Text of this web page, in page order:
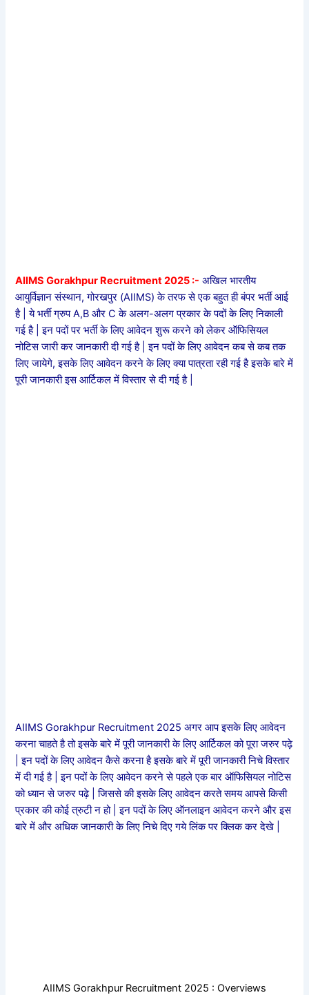
AIIMS Gorakhpur Recruitment 2025 :- अखिल भारतीय
आयुर्विज्ञान संस्थान, गोरखपुर (AIIMS) के तरफ से एक बहुत ही बंपर भर्ती आई
है | ये भर्ती ग्रुप A,B और C के अलग-अलग प्रकार के पदों के लिए निकाली
गई है | इन पदों पर भर्ती के लिए आवेदन शुरू करने को लेकर ऑफिसियल
नोटिस जारी कर जानकारी दी गई है | इन पदों के लिए आवेदन कब से कब तक
लिए जायेगे, इसके लिए आवेदन करने के लिए क्या पात्रता रही गई है इसके बारे में
पूरी जानकारी इस आर्टिकल में विस्तार से दी गई है |
AIIMS Gorakhpur Recruitment 2025 अगर आप इसके लिए आवेदन
करना चाहते है तो इसके बारे में पूरी जानकारी के लिए आर्टिकल को पूरा जरुर पढ़े
| इन पदों के लिए आवेदन कैसे करना है इसके बारे में पूरी जानकारी निचे विस्तार
में दी गई है | इन पदों के लिए आवेदन करने से पहले एक बार ऑफिसियल नोटिस
को ध्यान से जरुर पढ़े | जिससे की इसके लिए आवेदन करते समय आपसे किसी
प्रकार की कोई त्रुटी न हो | इन पदों केलिए ऑनलाइन आवेदन करने और इस
बारे में और अधिक जानकारी के लिए निचे दिए गये लिंक पर क्लिक कर देखे |
AIIMS Gorakhpur Recruitment 2025 : Overviews